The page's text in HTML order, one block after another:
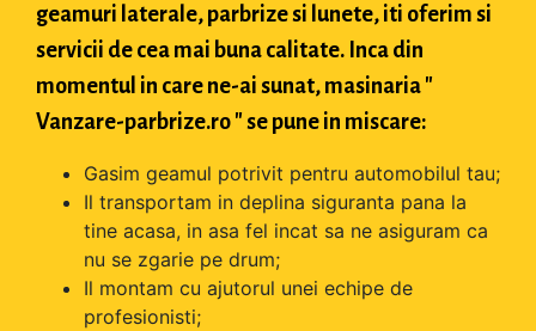
geamuri laterale, parbrize si lunete, iti oferim si
servicii de cea mai buna calitate. Inca din
momentul in care ne-ai sunat, masinaria "
Vanzare-parbrize.ro " se pune in miscare:
Gasim geamul potrivit pentru automobilul tau;
Il transportam in deplina siguranta pana la
tine acasa, in asa fel incat sa ne asiguram ca
nu se zgarie pe drum;
Il montam cu ajutorul unei echipe de
profesionisti;